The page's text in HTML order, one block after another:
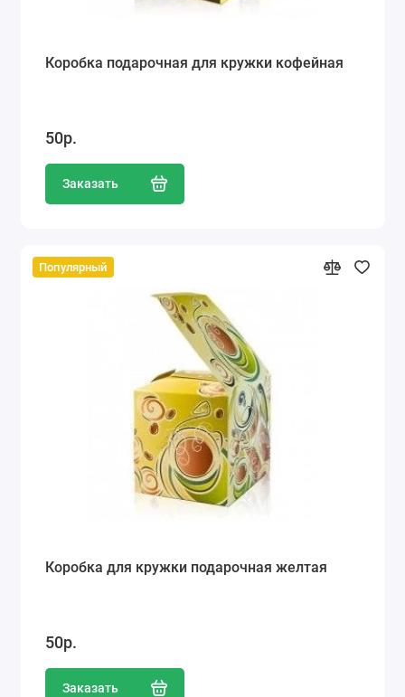
Коробка подарочная для кружки кофейная
50р.
Заказать
Популярный
Коробка для кружки подарочная желтая
50р.
Заказать